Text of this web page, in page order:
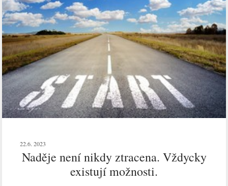
22.6. 2023
Naděje není nikdy ztracena. Vždycky
existují možnosti.